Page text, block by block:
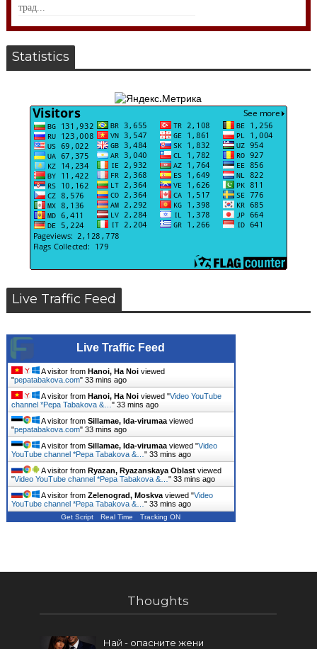
трад...
Statistics
Live Traffic Feed
Live Traffic Feed
A visitor from Hanoi, Ha Noiviewed
"pepatabakova.com" 33 mins ago
A visitor from Hanoi, Ha Noiviewed "Video YouTube
channel *Pepa Tabakova &… " 33 mins ago
A visitor from Sillamae, Ida-virumaaviewed
"pepatabakova.com" 33 mins ago
A visitor from Sillamae, Ida-virumaaviewed "Video
YouTube channel *Pepa Tabakova &… " 33 mins ago
A visitor from Ryazan, Ryazanskaya Oblastviewed
"Video YouTube channel *Pepa Tabakova &… " 33 mins ago
A visitor from Zelenograd, Moskvaviewed "Video
YouTube channel *Pepa Tabakova &… " 33 mins ago
Get Script Real Time Tracking ON
Thoughts
Най - опасните жени